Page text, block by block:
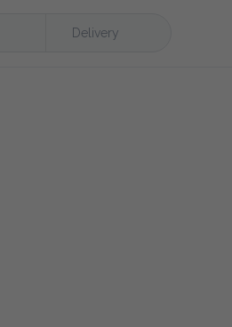
Delivery